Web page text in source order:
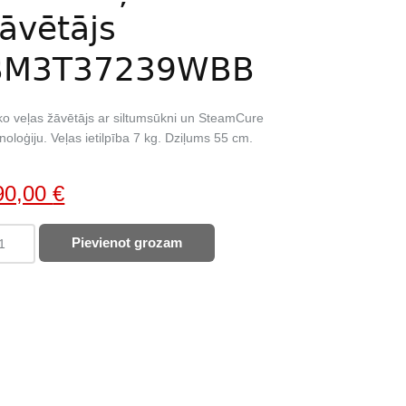
veļas žāvētājs ar siltumsūkni un SteamCure
Veļas ietilpība 7 kg. Dziļums 55 cm.
€Current
price
is:
Pievienot grozam